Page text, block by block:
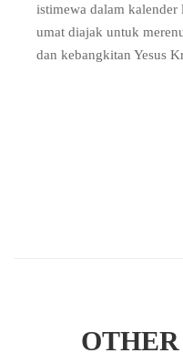
istimewa dalam
umat diajak untuk
dan kebangkitan Yesus